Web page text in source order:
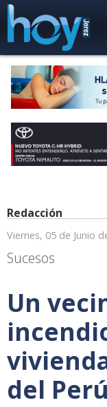
Redacción
Viernes, 05 de Junio
Sucesos
Un
del